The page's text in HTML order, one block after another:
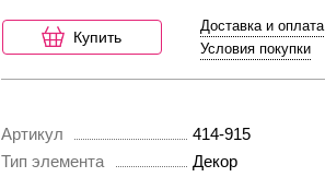
Купить
Доставка и оплата
Условия покупки
Артикул
414-915
Тип элемента
Декор